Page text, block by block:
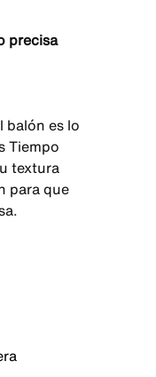
precisa
balón es lo
Tiempo
textura
para que